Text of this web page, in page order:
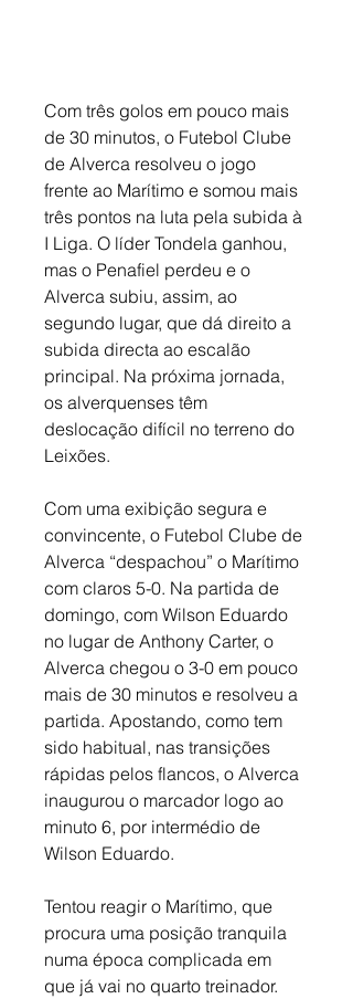
Com três golos em pouco mais
de 30 minutos, o Futebol Clube
de Alverca resolveu o jogo
frente ao Marítimo e somou mais
três pontos na luta pela subida à
I Liga. O líder Tondela ganhou,
mas o Penafiel perdeu e o
Alverca subiu, assim, ao
segundo lugar, que dá direito a
subida directa ao escalão
principal. Na próxima jornada,
os alverquenses têm
deslocação difícil no terreno do
Leixões.
Com uma exibição segura e
convincente, o Futebol Clube de
Alverca “despachou” o Marítimo
com claros 5-0. Na partida de
domingo, com Wilson Eduardo
no lugar de Anthony Carter, o
Alverca chegou o 3-0 em pouco
mais de 30 minutos e resolveu a
partida. Apostando, como tem
sido habitual, nas transições
rápidas pelos flancos, o Alverca
inaugurou o marcador logo ao
minuto 6, por intermédio de
Wilson Eduardo.
Tentou reagir o Marítimo, que
procura uma posição tranquila
numa época complicada em
que já vai no quarto treinador.